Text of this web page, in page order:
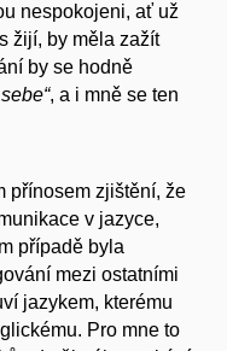
nespokojeni, ať už
žijí, by měla zažít
by se hodně
, a i mně se ten
přínosem zjištění, že
v jazyce,
případě byla
mezi ostatními
jazykem, kterému
Pro mne to